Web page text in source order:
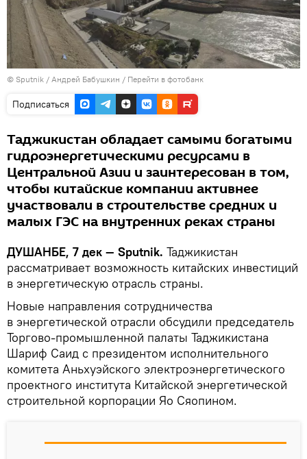
© Sputnik / Андрей Бабушкин / Перейти в фотобанк
Подписаться
Таджикистан обладает самыми богатыми
гидроэнергетическими ресурсами в
Центральной Азии и заинтересован в том,
чтобы китайские компании активнее
участвовали в строительстве средних и
малых ГЭС на внутренних реках страны
ДУШАНБЕ, 7 дек — Sputnik. Таджикистан
рассматривает возможность китайских инвестиций
в энергетическую отрасль страны.
Новые направления сотрудничества
в энергетической отрасли обсудили председатель
Торгово-промышленной палаты Таджикистана
Шариф Саид с президентом исполнительного
комитета Аньхуэйского электроэнергетического
проектного института Китайской энергетической
строительной корпорации Яо Сяопином.